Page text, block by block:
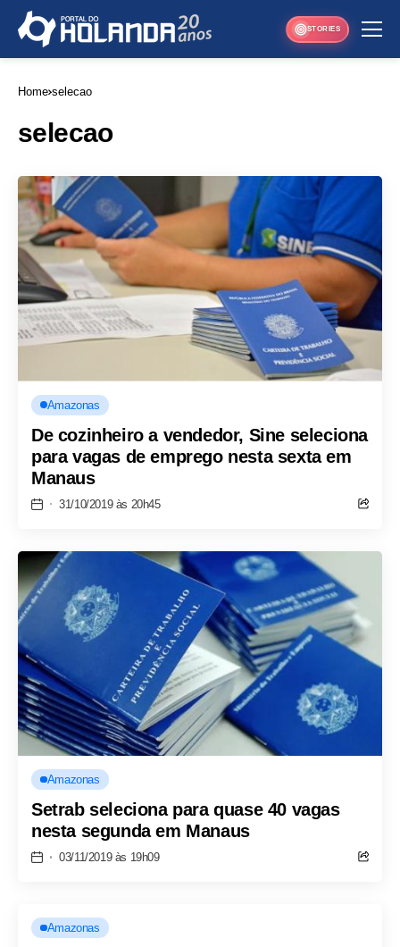
STORIES
Home selecao
selecao
Amazonas
De cozinheiro a vendedor, Sine seleciona
para vagas de emprego nesta sexta em
Manaus
31/10/2019 às 20h45
Amazonas
Setrab seleciona para quase 40 vagas
nesta segunda em Manaus
03/11/2019 às 19h09
Amazonas